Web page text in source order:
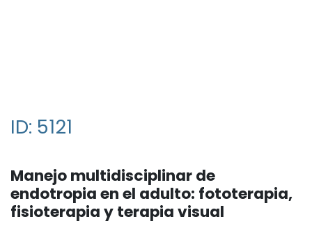
ID: 5121
Manejo multidisciplinar de
endotropia en el adulto: fototerapia,
fisioterapia y terapia visual